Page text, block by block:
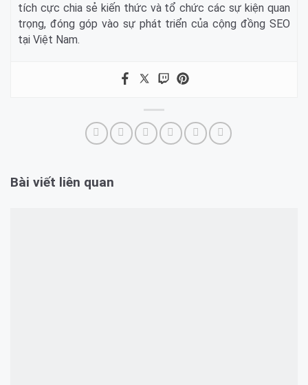
tích cực chia sẻ kiến thức và tổ chức các sự kiện quan
trọng, đóng góp vào sự phát triển của cộng đồng SEO
tại Việt Nam.
Bài viết liên quan